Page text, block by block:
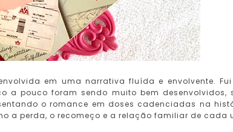
em uma narrativa fluída e envolvente.
a pouco foram sendo muito bem desenvolvidos,
o romance em doses cadenciadas na
a perda, o recomeço e a relação familiar de cada